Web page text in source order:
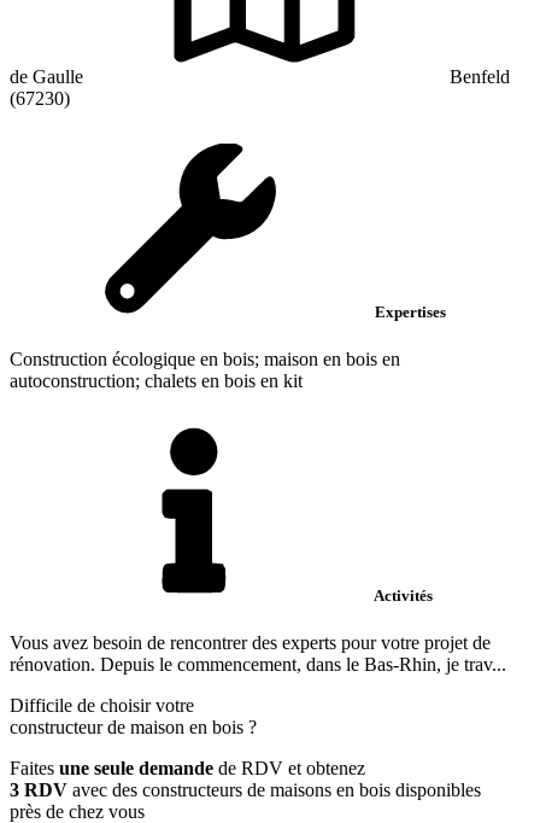
de Gaulle
Benfeld
(67230)
Expertises
Construction écologique en bois; maison en bois en
autoconstruction; chalets en bois en kit
Activités
Vous avez besoin de rencontrer des experts pour votre projet de
rénovation. Depuis le commencement, dans le Bas-Rhin, je trav...
Difficile de choisir votre
constructeur de maison en bois ?
Faites une seule demande de RDV et obtenez
3 RDV avec des constructeurs de maisons en bois disponibles
près de chez vous